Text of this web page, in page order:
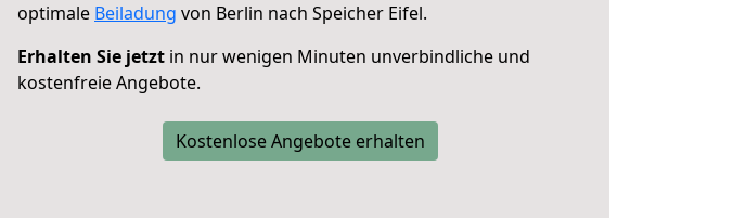
optimale Beiladung von Berlin nach Speicher Eifel.
Erhalten Sie jetzt in nur wenigen Minuten unverbindliche und
kostenfreie Angebote.
Kostenlose Angebote erhalten